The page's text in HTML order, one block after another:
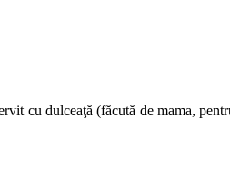
cu dulceaţă (făcută de mama,